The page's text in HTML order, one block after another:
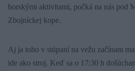
horskými aktivitami, počká na nás pod
Zbojníckej kope.
Aj ja toho v stúpaní na vežu začínam
ide ako stroj. Keď sa o 17:30 h